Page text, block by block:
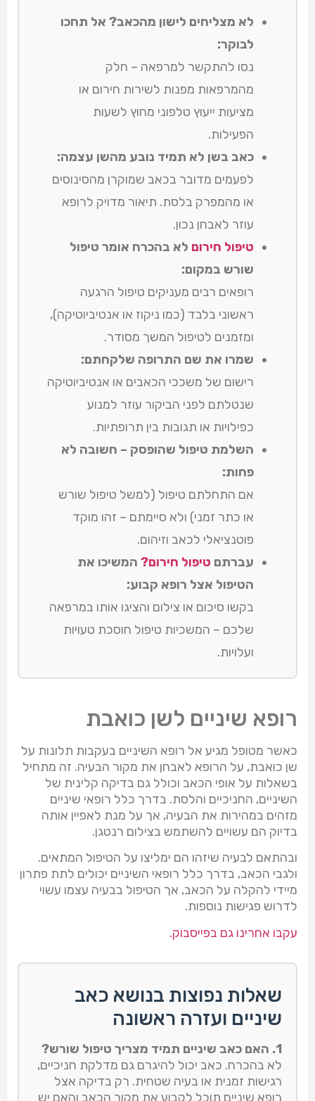
לא מצליחים לישון מהכאב? אל תחכו
לבוקר:
נסו להתקשר למרפאה – חלק
מהמרפאות מפנות לשירות חירום או
מציעות ייעוץ טלפוני מחוץ לשעות
הפעילות.
כאב בשן לא תמיד נובע מהשן עצמה:
לפעמים מדובר בכאב שמוקרן מהסינוסים
או מהמפרק בלסת. תיאור מדויק לרופא
עוזר לאבחן נכון.
טיפול חירום לא בהכרח אומר טיפול
שורש במקום:
רופאים רבים מעניקים טיפול הרגעה
ראשוני בלבד (כמו ניקוז או אנטיביוטיקה),
ומזמנים לטיפול המשך מסודר.
שמרו את שם התרופה שלקחתם:
רישום של משככי הכאבים או אנטיביוטיקה
שנטלתם לפני הביקור עוזר למנוע
כפילויות או תגובות בין תרופתיות.
השלמת טיפול שהופסק – חשובה לא
פחות:
אם התחלתם טיפול (למשל טיפול שורש
או כתר זמני) ולא סיימתם – זהו מוקד
פוטנציאלי לכאב וזיהום.
עברתם טיפול חירום? המשיכו את
הטיפול אצל רופא קבוע:
בקשו סיכום או צילום והציגו אותו במרפאה
שלכם – המשכיות טיפול חוסכת טעויות
ועלויות.
רופא שיניים לשן כואבת
כאשר מטופל מגיע אל רופא השיניים בעקבות תלונות על
שן כואבת, על הרופא לאבחן את מקור הבעיה. זה מתחיל
בשאלות על אופי הכאב וכולל גם בדיקה קלינית של
השיניים, החניכיים והלסת. בדרך כלל רופאי שיניים
מזהים במהירות את הבעיה, אך על מנת לאפיין אותה
בדיוק הם עשויים להשתמש בצילום רנטגן.
ובהתאם לבעיה שיזהו הם ימליצו על הטיפול המתאים.
ולגבי הכאב, בדרך כלל רופאי השיניים יכולים לתת פתרון
מיידי להקלה על הכאב, אך הטיפול בבעיה עצמו עשוי
לדרוש פגישות נוספות.
עקבו אחרינו גם בפייסבוק.
שאלות נפוצות בנושא כאב
שיניים ועזרה ראשונה
1. האם כאב שיניים תמיד מצריך טיפול שורש?
לא בהכרח. כאב יכול להיגרם גם מדלקת חניכיים,
רגישות זמנית או בעיה שטחית. רק בדיקה אצל
רופא שיניים תוכל לקבוע את מקור הכאב והאם יש